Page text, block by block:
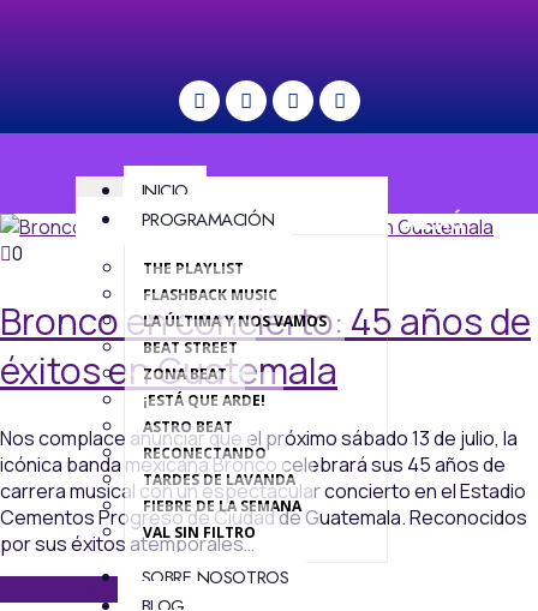
INICIO
PROGRAMACIÓN
THE PLAYLIST
FLASHBACK MUSIC
LA ÚLTIMA Y NOS VAMOS
BEAT STREET
ZONA BEAT
¡ESTÁ QUE ARDE!
ASTRO BEAT
RECONECTANDO
TARDES DE LAVANDA
FIEBRE DE LA SEMANA
VAL SIN FILTRO
SOBRE NOSOTROS
MENÚ
0
Bronco en concierto: 45 años de
éxitos en Guatemala
Nos complace anunciar que el próximo sábado 13 de julio, la
icónica banda mexicana Bronco celebrará sus 45 años de
carrera musical con un espectacular concierto en el Estadio
Cementos Progreso de Ciudad de Guatemala. Reconocidos
por sus éxitos atemporales…
Aprende más